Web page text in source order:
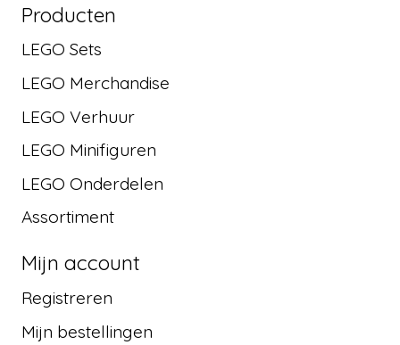
Producten
LEGO Sets
LEGO Merchandise
LEGO Verhuur
LEGO Minifiguren
LEGO Onderdelen
Assortiment
Mijn account
Registreren
Mijn bestellingen